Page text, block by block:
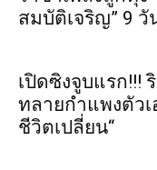
สมบัติเจริญ” 9 วั
เปิดซิงจูบแรก!!!
ทลายกำแพงตัวเ
ชีวิตเปลี่ยน“